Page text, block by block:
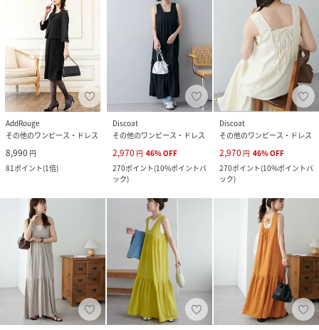
AddRouge
その他のワンピース・ドレス
8,990 円
81ポイント(1倍)
Discoat
その他のワンピース・ドレス
2,970 円 46%OFF
270ポイント(10%ポイントバ
ック)
Discoat
その他のワンピース・ドレス
2,970 円 46%OFF
270ポイント(10%ポイントバ
ック)